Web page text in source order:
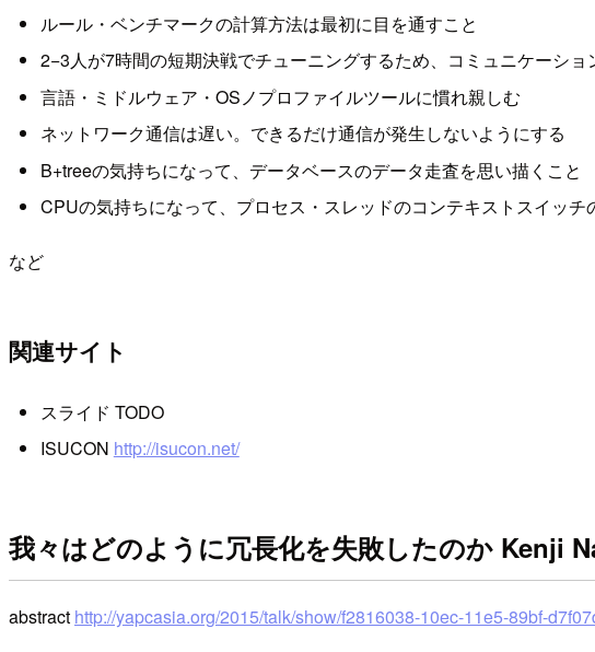
ルール・ベンチマークの計算方法は最初に目を通すこと
2−3人が7時間の短期決戦でチューニングするため、コミュニケーシ
言語・ミドルウェア・OSノプロファイルツールに慣れ親しむ
ネットワーク通信は遅い。できるだけ通信が発生しないようにする
B+treeの気持ちになって、データベースのデータ走査を思い描くこと
CPUの気持ちになって、プロセス・スレッドのコンテキストスイッチ
など
関連サイト
スライド TODO
ISUCON http://isucon.net/
我々はどのように冗長化を失敗したのか Kenji
abstract http://yapcasia.org/2015/talk/show/f2816038-10ec-11e5-89bf-